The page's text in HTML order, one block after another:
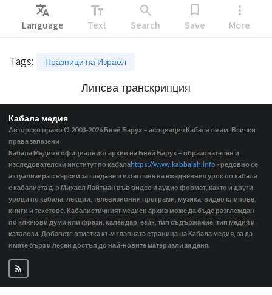
Translate
Language
text_fields
Text
search
Search
bookmark
Save
more_vert
More
Tags: Празници на Израел
Липсва транскрипция
Кабала медия
Авторско право © 2003-2026 Бней Барух – асоциация Кабала ле ам. Всички
права запазени
Кабала Медия е официалният архив на Бней Барух – образователен и
изследователски институт по кабалаhttps://www.kabbalah.info - редовно се
актуализира с версии за гледане и изтегляне на ежедневния урок по кабала
с кабалиста д-р Михаел Лайтман във видео и аудио формат, както и други
уроци по кабала, лекции, телевизионни програми, музика, видео клипове,
книги и текстове. Кабалистичният медиен архив може да бъде разглеждан
по ключови думи или фрази, календар, език, тип съдържание, тип медия и
каталози. Добавете отметка към главната страница на Кабала медия, за да
имате бърз и лесен достъп до най-новите материали за деня.